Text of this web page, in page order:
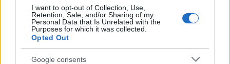
I want to opt-out of Collection, Use,
Retention, Sale, and/or Sharing of my
Personal Data that Is Unrelated with the
Purposes for which it was collected.
Opted Out
Google consents